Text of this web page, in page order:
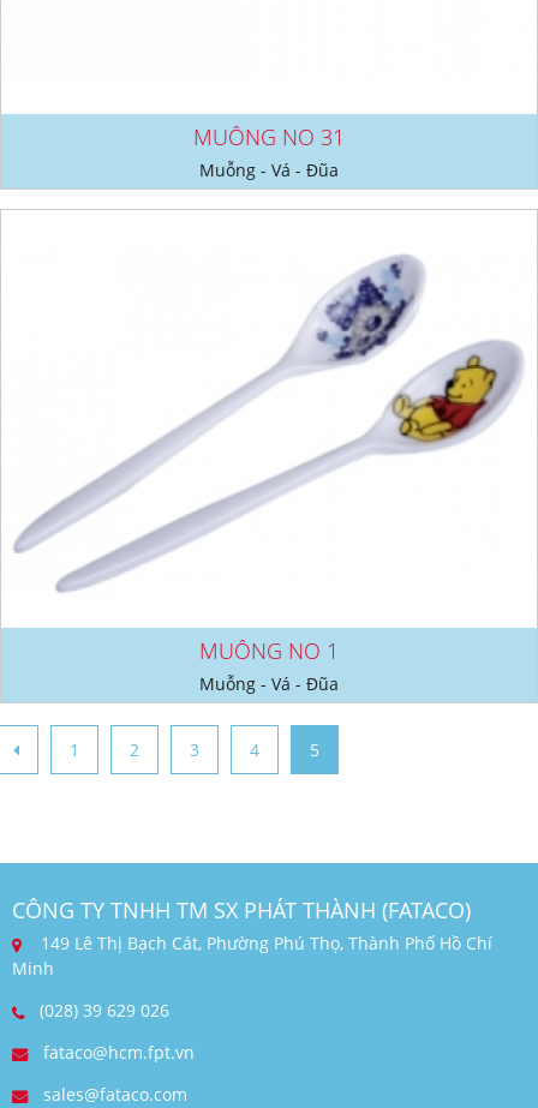
MUỖNG NO 31
Muỗng - Vá - Đũa
MUỖNG NO 1
Muỗng - Vá - Đũa
1 2 3 4 5
CÔNG TY TNHH TM SX PHÁT THÀNH (FATACO)
149 Lê Thị Bạch Cát, Phường Phú Thọ, Thành Phố Hồ Chí
Minh
(028) 39 629 026
fataco@hcm.fpt.vn
sales@fataco.com